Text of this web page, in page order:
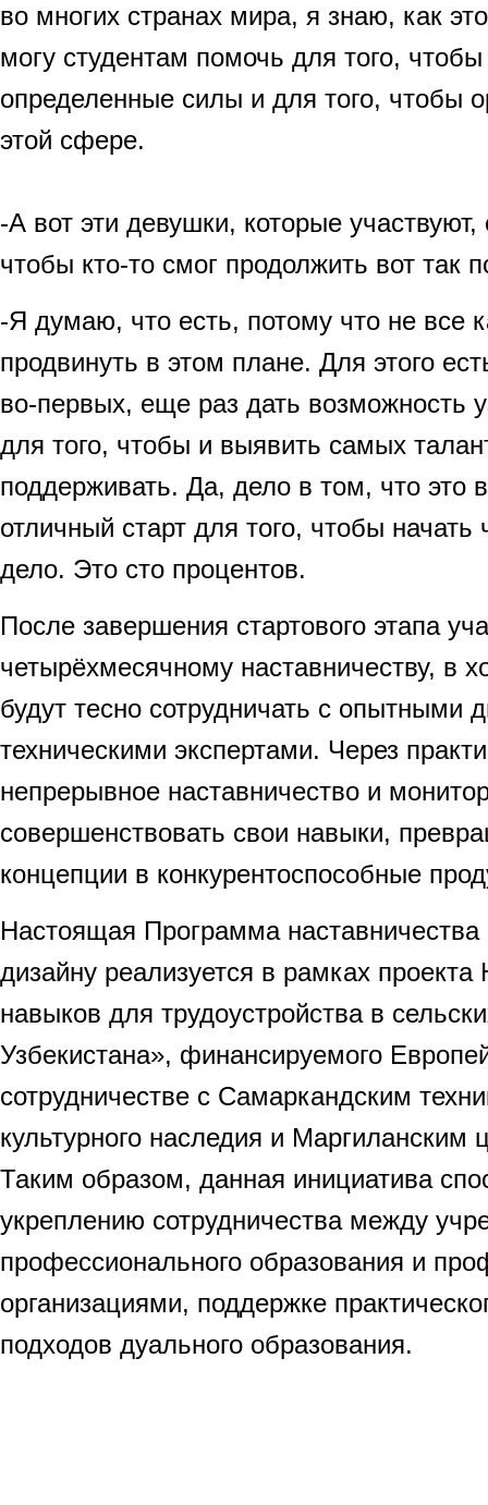
во многих странах мира, я знаю, как
могу студентам помочь для того, чтобы
определенные силы и для того, чтобы
этой сфере.
-А вот эти девушки, которые участвуют,
чтобы кто-то смог продолжить вот так
-Я думаю, что есть, потому что не все
продвинуть в этом плане. Для этого
во-первых, еще раз дать возможность
для того, чтобы и выявить самых
поддерживать. Да, дело в том, что это
отличный старт для того, чтобы начать
дело. Это сто процентов.
После завершения стартового этапа
четырёхмесячному наставничеству, в
будут тесно сотрудничать с опытными
техническими экспертами. Через
непрерывное наставничество и
совершенствовать свои навыки,
концепции в конкурентоспособные
Настоящая Программа
дизайну реализуется в рамках
навыков для трудоустройства в
Узбекистана», финансируемого
сотрудничестве с Самаркандским
культурного наследия и Маргиланским
Таким образом, данная инициатива
укреплению сотрудничества между
профессионального образования и
организациями, поддержке
подходов дуального образования.